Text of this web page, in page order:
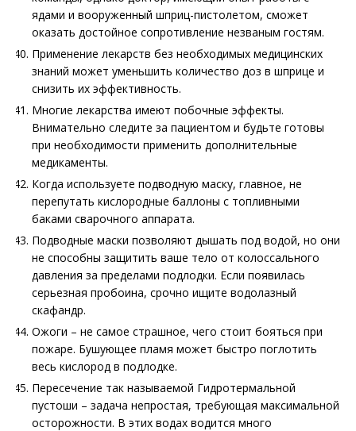
ядами и вооруженный шприц-пистолетом, сможет
оказать достойное сопротивление незваным гостям.
Применение лекарств без необходимых медицинских
знаний может уменьшить количество доз в шприце и
снизить их эффективность.
Многие лекарства имеют побочные эффекты.
Внимательно следите за пациентом и будьте готовы
при необходимости применить дополнительные
медикаменты.
Когда используете подводную маску, главное, не
перепутать кислородные баллоны с топливными
баками сварочного аппарата.
Подводные маски позволяют дышать под водой, но они
не способны защитить ваше тело от колоссального
давления за пределами подлодки. Если появилась
серьезная пробоина, срочно ищите водолазный
скафандр.
Ожоги – не самое страшное, чего стоит бояться при
пожаре. Бушующее пламя может быстро поглотить
весь кислород в подлодке.
Пересечение так называемой Гидротермальной
пустоши – задача непростая, требующая максимальной
осторожности. В этих водах водится много